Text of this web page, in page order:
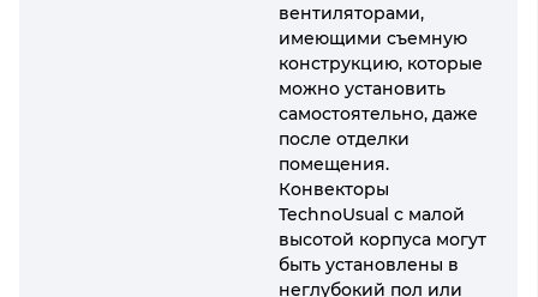
вентиляторами,
имеющими съемную
конструкцию, которые
можно установить
самостоятельно, даже
после отделки
помещения.
Конвекторы
TechnoUsual с малой
высотой корпуса могут
быть установлены в
неглубокий пол или